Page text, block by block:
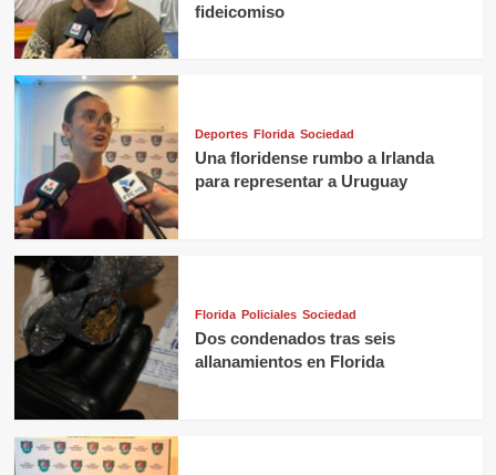
fideicomiso
Deportes Florida Sociedad
Una floridense rumbo a Irlanda
para representar a Uruguay
Florida Policiales Sociedad
Dos condenados tras seis
allanamientos en Florida